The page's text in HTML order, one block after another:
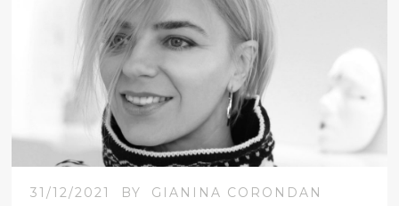
31/12/2021 BY GIANINA CORONDAN